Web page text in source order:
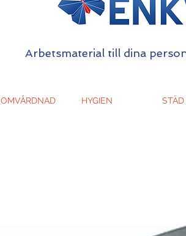
Arbetsmaterial till dina
OMVÅRDNAD HYGIEN STÄD